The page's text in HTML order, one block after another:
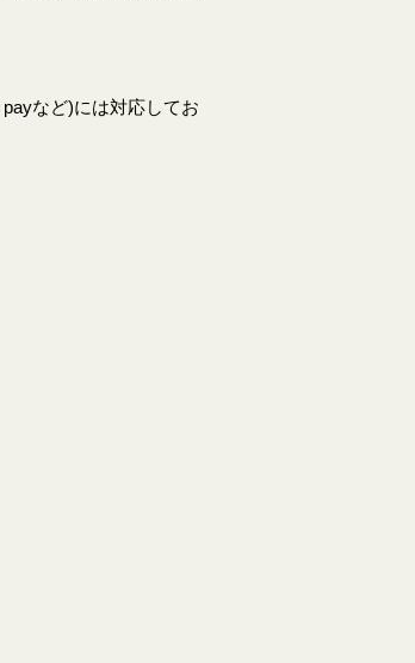
など)には対応してお